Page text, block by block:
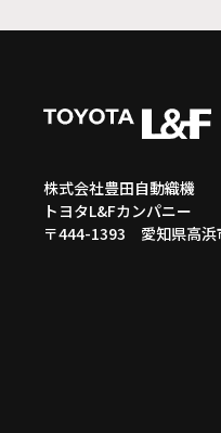
株式会社豊田自動織機
トヨタL&Fカンパニー
〒444-1393 愛知県高浜